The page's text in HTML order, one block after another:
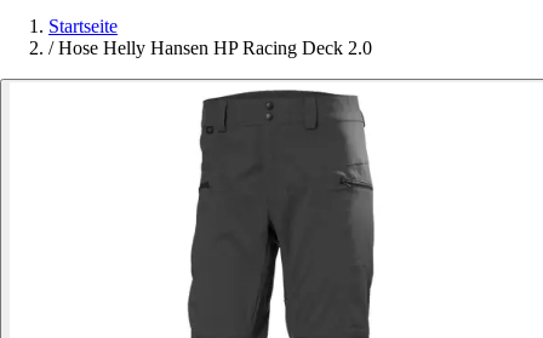
Startseite
/ Hose Helly Hansen HP Racing Deck 2.0